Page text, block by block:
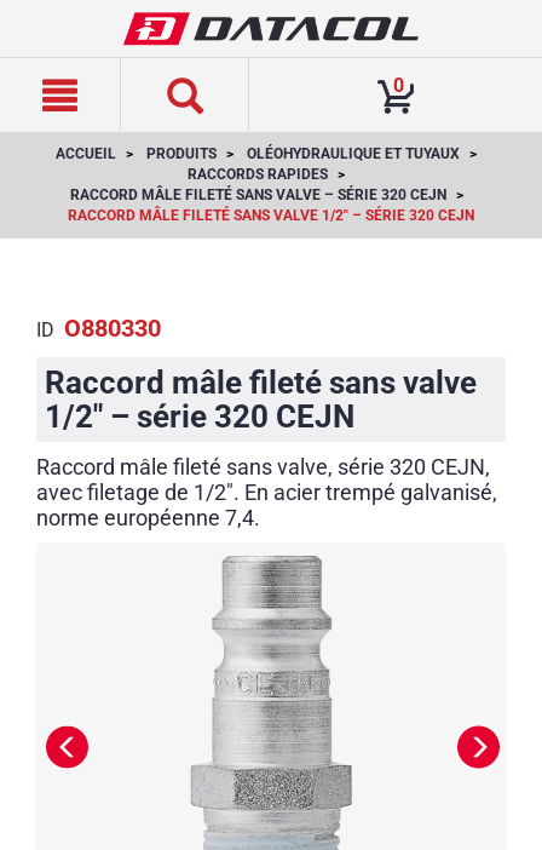
0
ACCUEIL PRODUITS
OLÉOHYDRAULIQUE ET TUYAUX
RACCORDS RAPIDES
RACCORD MÂLE FILETÉ SANS VALVE – SÉRIE 320 CEJN
RACCORD MÂLE FILETÉ SANS VALVE 1/2" – SÉRIE 320 CEJN
ID O880330
Raccord mâle fileté sans valve
1/2" – série 320 CEJN
Raccord mâle fileté sans valve, série 320 CEJN,
avec filetage de 1/2". En acier trempé galvanisé,
norme européenne 7,4.